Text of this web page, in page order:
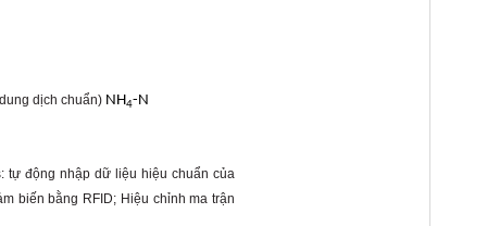
dịch chuẩn) NH4-N
tự động nhập dữ liệu hiệu chuẩn của
biến bằng RFID; Hiệu chỉnh ma trận